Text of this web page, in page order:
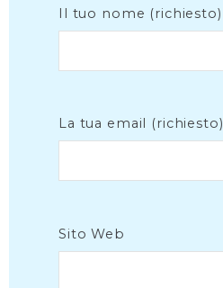
Il tuo nome (richiesto)
La tua email (richiesto)
Sito Web